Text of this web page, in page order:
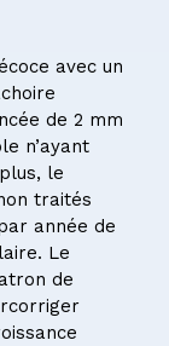
avec un
de 2 mm
n’ayant
le
traités
année de
Le
de